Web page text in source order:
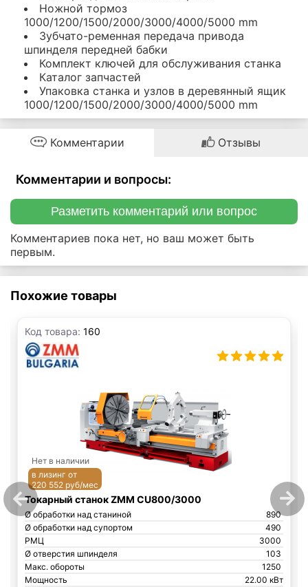
Ножной тормоз
1000/1200/1500/2000/3000/4000/5000 mm
Зубчато-ременная передача привода
шпинделя передней бабки
Комплект ключей для обслуживания станка
Каталог запчастей
Упаковка станка и узлов в деревянный ящик
1000/1200/1500/2000/3000/4000/5000 mm
Комментарии Отзывы
Комментарии и вопросы:
Разметить комментарий или вопрос
Комментариев пока нет, но ваш может быть
первым.
Похожие товары
Код товара: 160
Нет в наличии
в лизинг от
220 552 руб/мес
Токарный станок ZMM CU800/3000
Ø обработки над станиной
890
Ø обработки над супортом
490
РМЦ
3000
Ø отверстия шпинделя
103
Макс. обороты
1250
Мощность
22.00 кВт